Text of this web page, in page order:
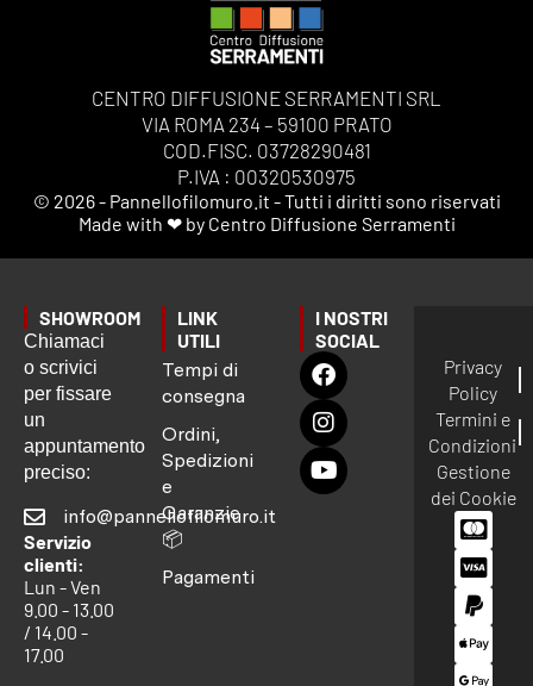
CENTRO DIFFUSIONE SERRAMENTI SRL
VIA ROMA 234 – 59100 PRATO
COD.FISC. 03728290481
P.IVA : 00320530975
© 2026 - Pannellofilomuro.it - Tutti i diritti sono riservati
Made with ❤ by Centro Diffusione Serramenti
SHOWROOM
Chiamaci
o scrivici
per fissare
un
appuntamento
preciso:
info@pannellofilomuro.it
Servizio
clienti:
Lun - Ven
9.00 - 13.00
/ 14.00 -
17.00
LINK
UTILI
Tempi di
consegna
Ordini,
Spedizioni
e
Garanzie
📦
Pagamenti
I NOSTRI
SOCIAL
Privacy
Policy
Termini e
Condizioni
Gestione
dei Cookie